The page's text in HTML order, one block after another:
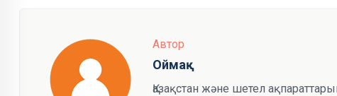
Автор
Оймақ
Қазақстан және шетел